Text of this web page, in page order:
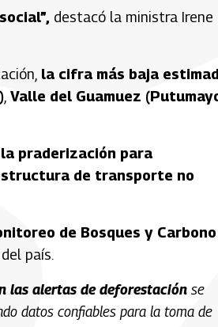
destacó la ministra Irene
la cifra más baja
Valle del Guamuez
praderización para
de transporte no
de Bosques y Carbono
país.
las alertas de deforestación se
datos confiables para la toma de